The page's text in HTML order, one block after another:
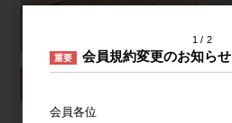
1 2
重要 会員規約変更のお知らせ
会員各位